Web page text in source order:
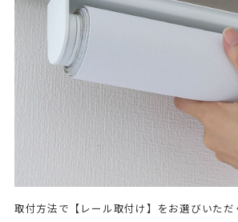
取付方法で【レール取付け】をお選びいただ